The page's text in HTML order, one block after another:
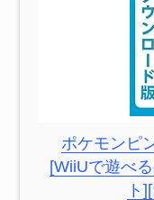
ポケモンピ
[WiiUで遊べ
ト